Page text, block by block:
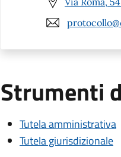
Strumenti
Tutela amministrativa
Tutela giurisdizionale